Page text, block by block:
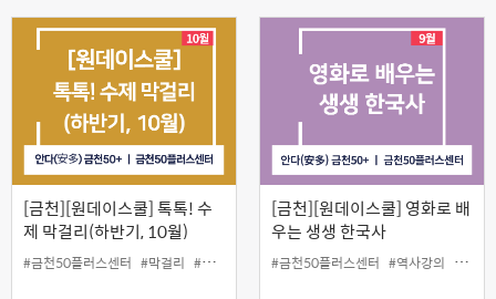
[금천][원데이스쿨] 톡톡! 수
제 막걸리(하반기, 10월)
#금천50플러스센터 #막걸리 #수제막걸리 #원데이스쿨 #인생설계
[금천][원데이스쿨] 영화로 배
우는 생생 한국사
#금천50플러스센터 #역사강의 #영화